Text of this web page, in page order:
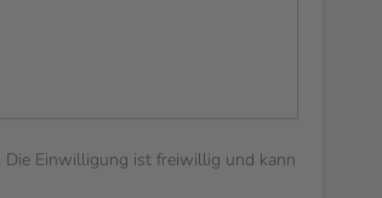
Die Einwilligung ist freiwillig und kann